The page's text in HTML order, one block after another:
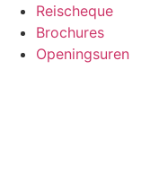
Spring
naar
Reischeque
Brochures
Openingsuren